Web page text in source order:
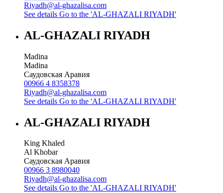
Riyadh@al-ghazalisa.com
See details Go to the 'AL-GHAZALI RIYADH'
AL-GHAZALI RIYADH
Madina
Madina
Саудовская Аравия
00966 4 8358378
Riyadh@al-ghazalisa.com
See details Go to the 'AL-GHAZALI RIYADH'
AL-GHAZALI RIYADH
King Khaled
Al Khobar
Саудовская Аравия
00966 3 8980040
Riyadh@al-ghazalisa.com
See details Go to the 'AL-GHAZALI RIYADH'